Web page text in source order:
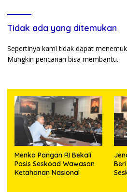
Tidak ada yang ditemukan
Sepertinya kami tidak dapat
Mungkin pencarian bisa membantu.
Menko Pangan RI Bekali
Pasis Seskoad Wawasan
Ketahanan Nasional